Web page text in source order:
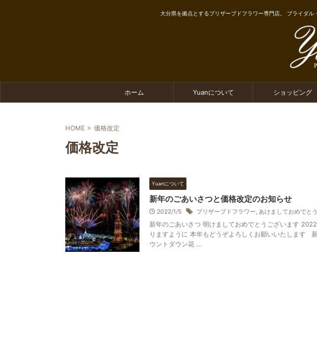
大分県を拠点とするプリザーブドフラワー専門店。 ブライダ
ホーム Yuanについて ショッピング
HOME > 価格改定
価格改定
Yuanについて
新年のごあいさつと価格改定のお知らせ
2022/1/5 プリザーブドフラワー あけましておめでと
新年のごあいさつ 明けましておめでとうございます
りますように 本年もどうぞよろしくお願いいたします
ウントダウン花 ...